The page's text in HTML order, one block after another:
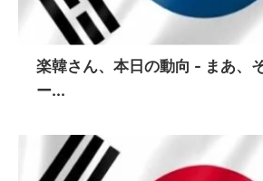
楽韓さん、本日の動向 - まあ、
ー...